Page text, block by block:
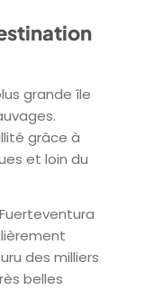
grande île
grâce à
et loin du
des milliers
belles